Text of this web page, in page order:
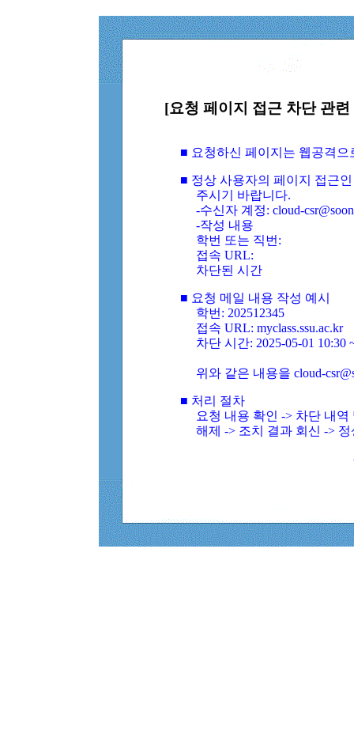
[요청 페이지 접근 차단 관
■ 요청하신 페이지는 웹공격
■ 정상 사용자의 페이지 접근
주시기 바랍니다.
-수신자 계정: cloud-
-작성 내용
학번 또는 직번:
접속 URL:
차단된 시간
■ 요청 메일 내용 작성 예시
학번: 202512345
접속 URL: myclass.ssu.ac.kr
차단 시간: 2025-05-01 10:30
위와 같은 내용을 cloud-
■ 처리 절차
요청 내용 확인 -> 차단 내
해제 -> 조치 결과 회신 ->